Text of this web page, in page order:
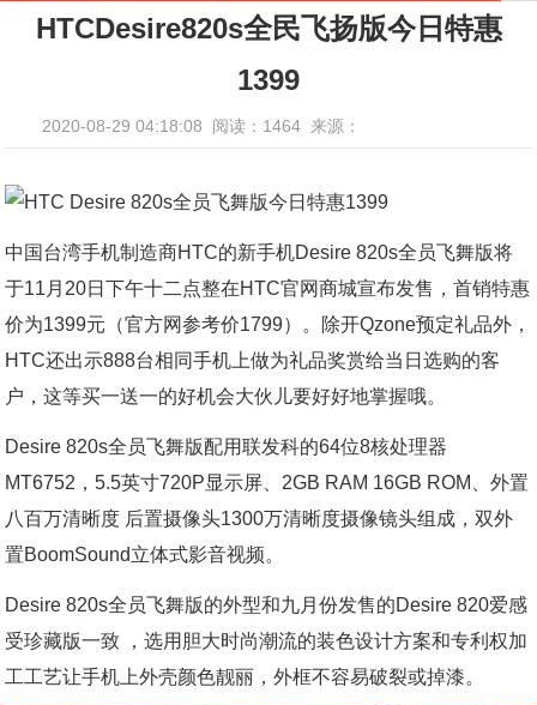
HTCDesire820s全民飞扬版今日特惠
1399
2020-08-29 04:18:08 阅读：1464 来源：
中国台湾手机制造商HTC的新手机Desire 820s全员飞舞版将
于11月20日下午十二点整在HTC官网商城宣布发售，首销特惠
价为1399元（官方网参考价1799）。除开Qzone预定礼品外，
HTC还出示888台相同手机上做为礼品奖赏给当日选购的客
户，这等买一送一的好机会大伙儿要好好地掌握哦。
Desire 820s全员飞舞版配用联发科的64位8核处理器
MT6752，5.5英寸720P显示屏、2GB RAM 16GB ROM、外置
八百万清晰度 后置摄像头1300万清晰度摄像镜头组成，双外
置BoomSound立体式影音视频。
Desire 820s全员飞舞版的外型和九月份发售的Desire 820爱感
受珍藏版一致 ，选用胆大时尚潮流的装色设计方案和专利权加
工工艺让手机上外壳颜色靓丽，外框不容易破裂或掉漆。